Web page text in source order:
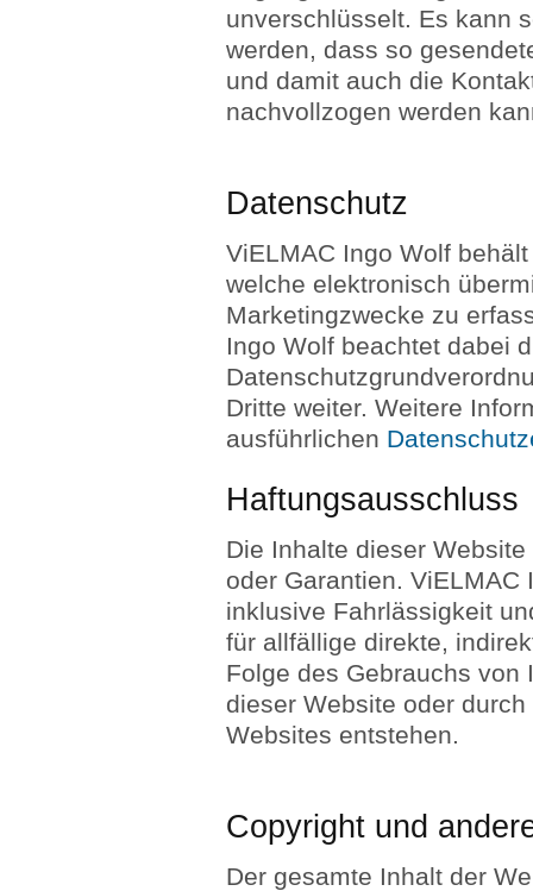
unverschlüsselt. Es kann
werden, dass so
und damit auch die
nachvollzogen werden
Datenschutz
ViELMAC Ingo Wolf
welche elektronisch
Marketingzwecke zu
Ingo Wolf beachtet dabei
Dritte weiter. Weitere
ausführlichen
Haftungsausschluss
Die Inhalte dieser
oder Garantien.
inklusive Fahrlässigkeit
für allfällige direkte,
Folge des Gebrauchs von
dieser Website oder
Websites entstehen.
Copyright und
Der gesamte Inhalt der